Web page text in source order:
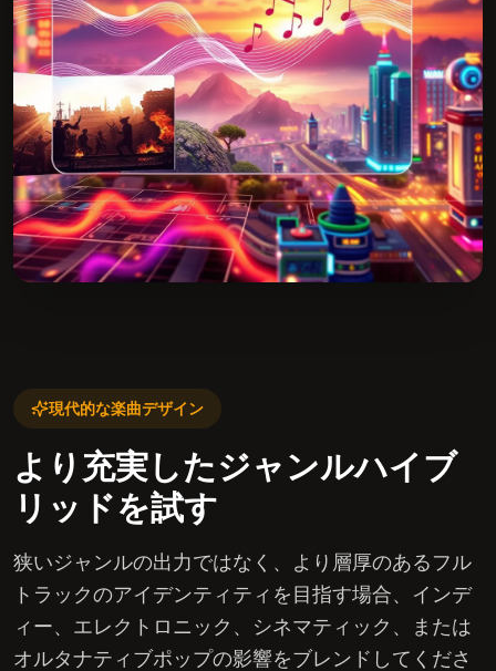
現代的な楽曲デザイン
より充実したジャンルハイブ
リッドを試す
狭いジャンルの出力ではなく、より層厚のあるフル
トラックのアイデンティティを目指す場合、インデ
ィー、エレクトロニック、シネマティック、または
オルタナティブポップの影響をブレンドしてくださ